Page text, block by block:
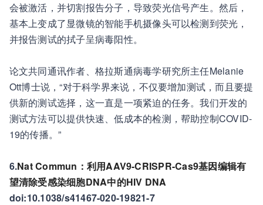
会被激活，并切割报告分子，导致荧光信号产生。然后，
基本上变成了显微镜的智能手机摄像头可以检测到荧光，
并报告测试的拭子呈病毒阳性。
论文共同通讯作者、格拉斯通病毒学研究所主任Melanie
Ott博士说，“对于科学界来说，不仅要增加测试，而且要提
供新的测试选择，这一直是一项紧迫的任务。我们开发的
测试方法可以提供快速、低成本的检测，帮助控制COVID-
19的传播。”
6.Nat Commun：利用AAV9-CRISPR-Cas9基因编辑有
望清除受感染细胞DNA中的HIV DNA
doi:10.1038/s41467-020-19821-7